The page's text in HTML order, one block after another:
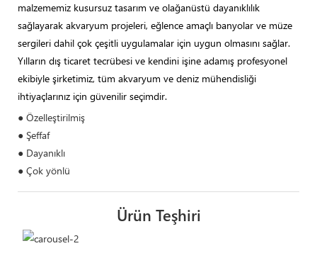
malzememiz kusursuz tasarım ve olağanüstü dayanıklılık
sağlayarak akvaryum projeleri, eğlence amaçlı banyolar ve müze
sergileri dahil çok çeşitli uygulamalar için uygun olmasını sağlar.
Yılların dış ticaret tecrübesi ve kendini işine adamış profesyonel
ekibiyle şirketimiz, tüm akvaryum ve deniz mühendisliği
ihtiyaçlarınız için güvenilir seçimdir.
● Özelleştirilmiş
● Şeffaf
● Dayanıklı
● Çok yönlü
Ürün Teşhiri